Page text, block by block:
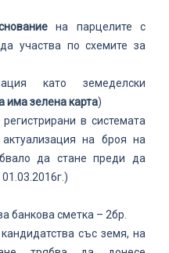
на парцелите с
участва по схемите за
като земеделски
има зелена карта)
в системата
на броя на
да стане преди да
банкова сметка – 2бр.
със земя, на